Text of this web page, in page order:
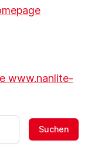
www.nanlite-
Suchen